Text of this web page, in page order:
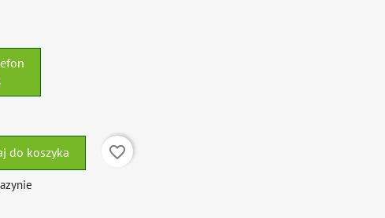
do koszyka
favorite_border